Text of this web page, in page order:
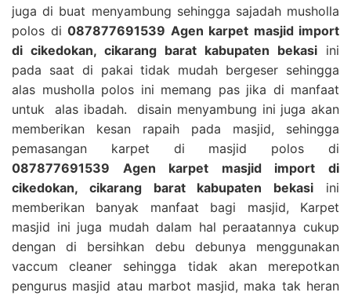
juga di buat menyambung sehingga sajadah musholla
polos di 087877691539 Agen karpet masjid import
di cikedokan, cikarang barat kabupaten bekasi ini
pada saat di pakai tidak mudah bergeser sehingga
alas musholla polos ini memang pas jika di manfaat
untuk alas ibadah. disain menyambung ini juga akan
memberikan kesan rapaih pada masjid, sehingga
pemasangan karpet di masjid polos di
087877691539 Agen karpet masjid import di
cikedokan, cikarang barat kabupaten bekasi ini
memberikan banyak manfaat bagi masjid, Karpet
masjid ini juga mudah dalam hal peraatannya cukup
dengan di bersihkan debu debunya menggunakan
vaccum cleaner sehingga tidak akan merepotkan
pengurus masjid atau marbot masjid, maka tak heran